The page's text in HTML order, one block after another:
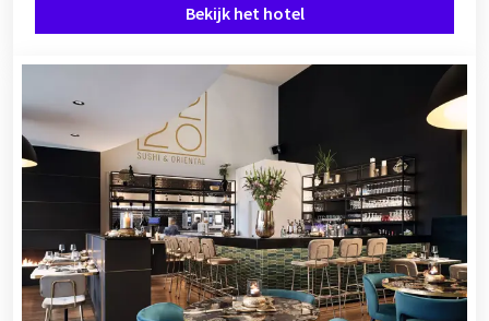
Bekijk het hotel